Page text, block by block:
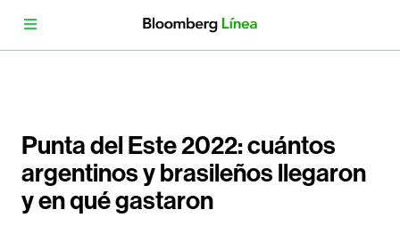
Punta del Este 2022: cuántos
argentinos y brasileños llegaron
y en qué gastaron